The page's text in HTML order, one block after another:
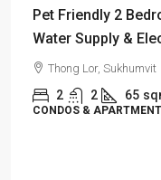
Pet Friendly 2
Water Supply &
Thong Lor, Sukhumvit
2 2 65
CONDOS &